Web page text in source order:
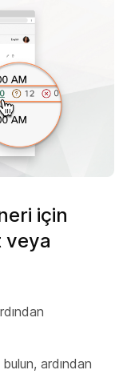
için
veya
ardından